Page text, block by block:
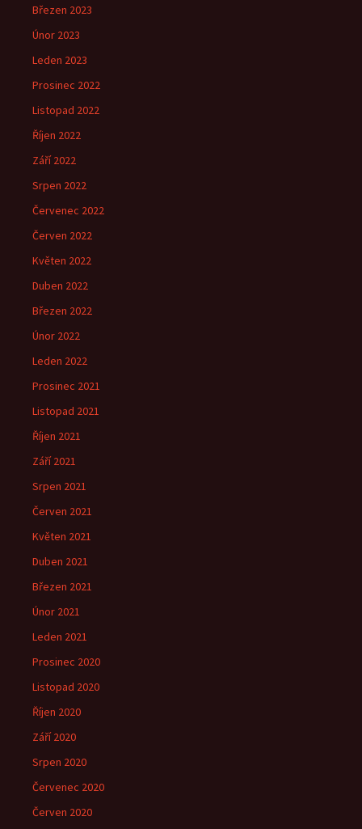
Březen 2023
Únor 2023
Leden 2023
Prosinec 2022
Listopad 2022
Říjen 2022
Září 2022
Srpen 2022
Červenec 2022
Červen 2022
Květen 2022
Duben 2022
Březen 2022
Únor 2022
Leden 2022
Prosinec 2021
Listopad 2021
Říjen 2021
Září 2021
Srpen 2021
Červen 2021
Květen 2021
Duben 2021
Březen 2021
Únor 2021
Leden 2021
Prosinec 2020
Listopad 2020
Říjen 2020
Září 2020
Srpen 2020
Červenec 2020
Červen 2020